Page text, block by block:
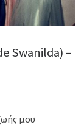
Swanilda) –
μου